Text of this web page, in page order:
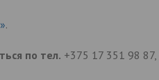
.
по тел. +375 17 351 98 87,